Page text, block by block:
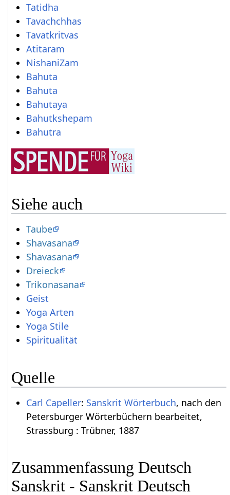
Tatidha
Tavachchhas
Tavatkritvas
Atitaram
NishaniZam
Bahuta
Bahuta
Bahutaya
Bahutkshepam
Bahutra
Siehe auch
Taube
Shavasana
Shavasana
Dreieck
Trikonasana
Geist
Yoga Arten
Yoga Stile
Spiritualität
Quelle
Carl Capeller: Sanskrit Wörterbuch, nach den
Petersburger Wörterbüchern bearbeitet,
Strassburg : Trübner, 1887
Zusammenfassung Deutsch
Sanskrit - Sanskrit Deutsch